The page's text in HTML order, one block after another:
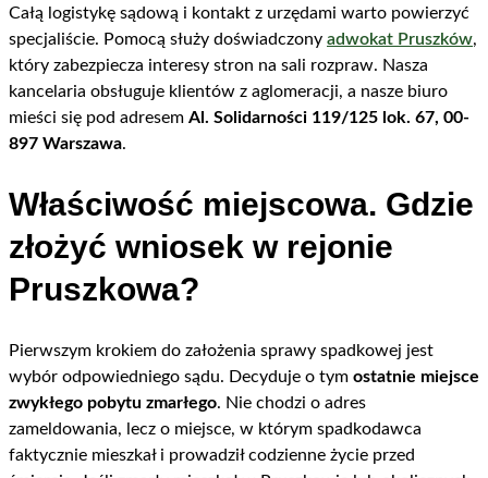
Całą logistykę sądową i kontakt z urzędami warto powierzyć
specjaliście. Pomocą służy doświadczony adwokat Pruszków,
który zabezpiecza interesy stron na sali rozpraw. Nasza
kancelaria obsługuje klientów z aglomeracji, a nasze biuro
mieści się pod adresem Al. Solidarności 119/125 lok. 67, 00-
897 Warszawa.
Właściwość miejscowa. Gdzie
złożyć wniosek w rejonie
Pruszkowa?
Pierwszym krokiem do założenia sprawy spadkowej jest
wybór odpowiedniego sądu. Decyduje o tym ostatnie miejsce
zwykłego pobytu zmarłego. Nie chodzi o adres
zameldowania, lecz o miejsce, w którym spadkodawca
faktycznie mieszkał i prowadził codzienne życie przed